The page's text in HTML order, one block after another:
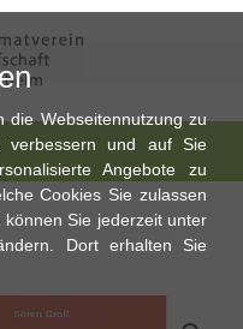
die Webseitennutzung zu
verbessern und auf Sie
Angebote zu
Cookies Sie zulassen
Sie jederzeit unter
Dort erhalten Sie